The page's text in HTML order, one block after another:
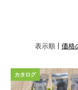
表示順
価格